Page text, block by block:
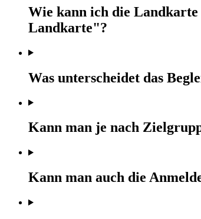
Wie kann ich die
Landkarte"?
Was unterscheidet das
Kann man je nach
Kann man auch die